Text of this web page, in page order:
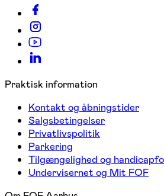
Praktisk information
Kontakt og åbningstider
Salgsbetingelser
Privatlivspolitik
Parkering
Tilgængelighed og
Undervisernet og Mit FOF